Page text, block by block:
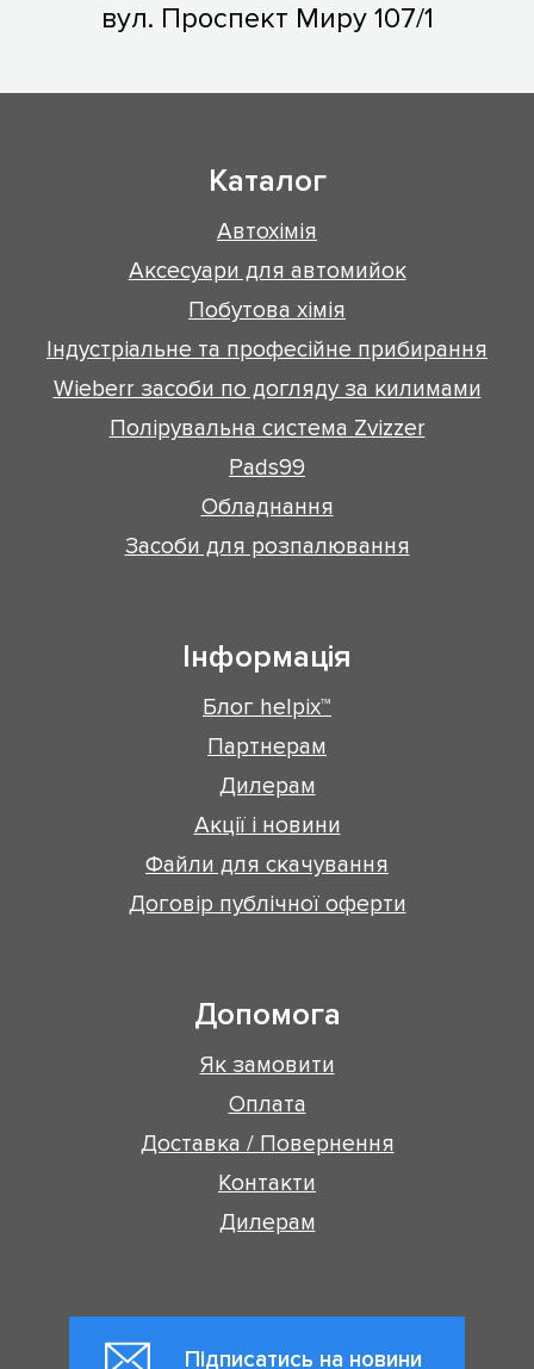
вул. Проспект Миру 107/1
Каталог
Автохімія
Аксесуари для автомийок
Побутова хімія
Індустріальне та професійне прибирання
Wieberr засоби по догляду за килимами
Полірувальна система Zvizzer
Pads99
Обладнання
Засоби для розпалювання
Інформація
Блог helpix™
Партнерам
Дилерам
Акції і новини
Файли для скачування
Договір публічної оферти
Допомога
Як замовити
Оплата
Доставка / Повернення
Контакти
Дилерам
Підписатись на новини